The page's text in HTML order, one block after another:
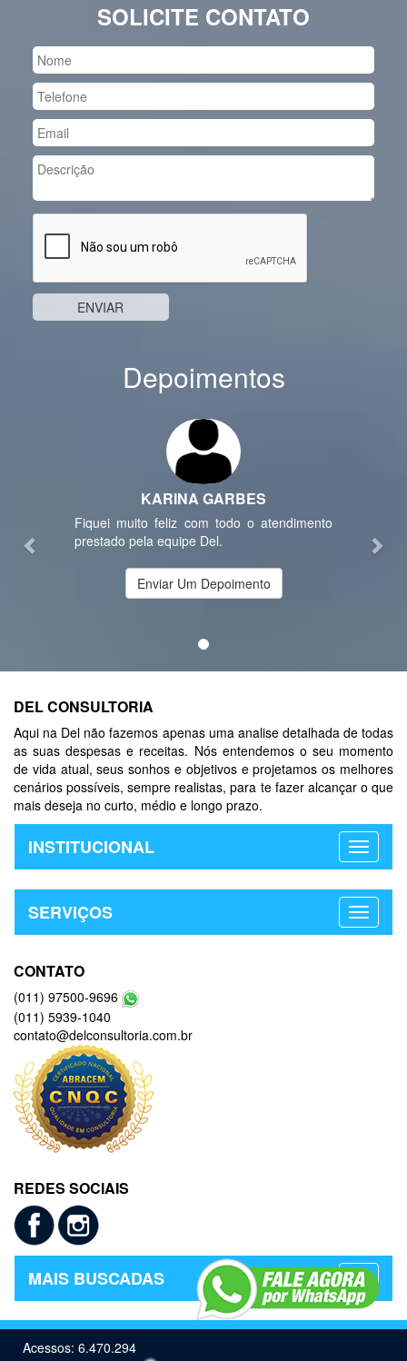
SOLICITE CONTATO
Depoimentos
KARINA GARBES
Fiquei muito feliz com todo o atendimento
prestado pela equipe Del.
Enviar Um Depoimento
DEL CONSULTORIA
Aqui na Del não fazemos apenas uma analise detalhada de todas
as suas despesas e receitas. Nós entendemos o seu momento
de vida atual, seus sonhos e objetivos e projetamos os melhores
cenários possíveis, sempre realistas, para te fazer alcançar o que
mais deseja no curto, médio e longo prazo.
INSTITUCIONAL
SERVIÇOS
CONTATO
(011) 97500-9696
(011) 5939-1040
contato@delconsultoria.com.br
REDES SOCIAIS
MAIS BUSCADAS
Acessos: 6.470.294